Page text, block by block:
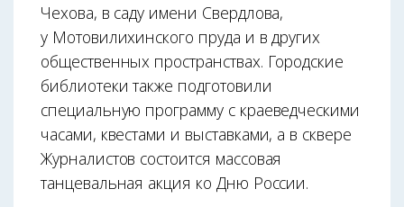
Чехова, в саду имени Свердлова,
у Мотовилихинского пруда и в других
общественных пространствах. Городские
библиотеки также подготовили
специальную программу с краеведческими
часами, квестами и выставками, а в сквере
Журналистов состоится массовая
танцевальная акция ко Дню России.